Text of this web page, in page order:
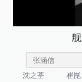
沈之荃 崔崑